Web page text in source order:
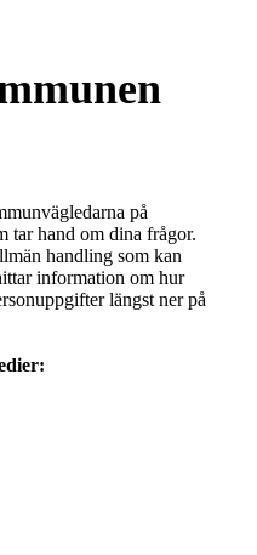
på
tar hand om dina frågor.
handling som kan
information om hur
längst ner på